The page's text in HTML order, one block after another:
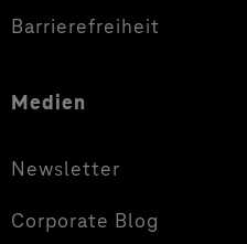
Barrierefreiheit
Medien
Newsletter
Corporate Blog